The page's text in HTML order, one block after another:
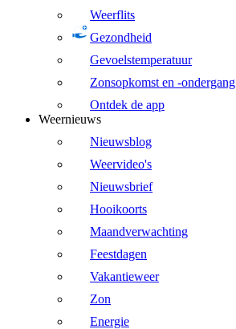
Weerflits
Gezondheid
Gevoelstemperatuur
Zonsopkomst en -ondergang
Ontdek de app
Weernieuws
Nieuwsblog
Weervideo's
Nieuwsbrief
Hooikoorts
Maandverwachting
Feestdagen
Vakantieweer
Zon
Energie